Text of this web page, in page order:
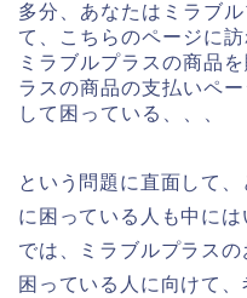
多分、あなたはミラブ
て、こちらのページに
ミラブルプラスの商品
ラスの商品の支払いペ
して困っている、、、
という問題に直面して
に困っている人も中に
では、ミラブルプラス
困っている人に向けて